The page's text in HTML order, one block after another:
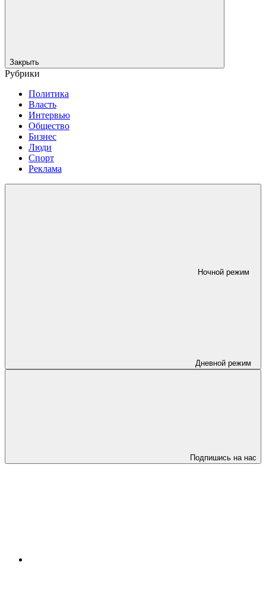
Закрыть
Рубрики
Политика
Власть
Интервью
Общество
Бизнес
Люди
Спорт
Реклама
Ночной режим
Дневной режим
Подпишись на нас